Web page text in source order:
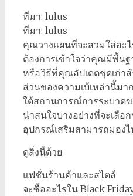
ที่มา: lulus
ที่มา: lulus
คุณวางแผนที่จะสวมใส่อะไ
ต้องการเข้าใจว่าคุณมีพื้น
หรือวิธีที่คุณอัปเดตชุดเก่า
ส่วนของความเบ้เหล่านี้ม
ใต้สถานการณ์การระบาด
น่าสนใจบางอย่างที่จะเลือ
อุปกรณ์เสริมสามารถมอง
ดูสิ่งนี้ด้วย
แฟชั่นร้านค้าและสไตล์
จะซื้ออะไรใน Black